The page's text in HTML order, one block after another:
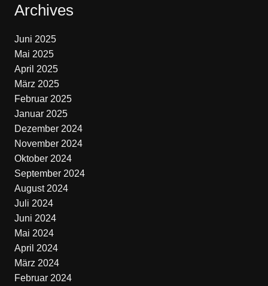
Archives
Juni 2025
Mai 2025
April 2025
März 2025
Februar 2025
Januar 2025
Dezember 2024
November 2024
Oktober 2024
September 2024
August 2024
Juli 2024
Juni 2024
Mai 2024
April 2024
März 2024
Februar 2024